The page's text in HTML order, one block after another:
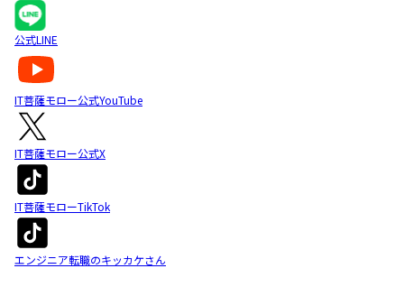
公式LINE
IT菩薩モロー公式YouTube
IT菩薩モロー公式X
IT菩薩モローTikTok
エンジニア転職のキッカケさん